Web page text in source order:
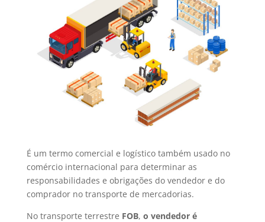
É um termo comercial e logístico também usado no
comércio internacional para determinar as
responsabilidades e obrigações do vendedor e do
comprador no transporte de mercadorias.
No transporte terrestre FOB, o vendedor é